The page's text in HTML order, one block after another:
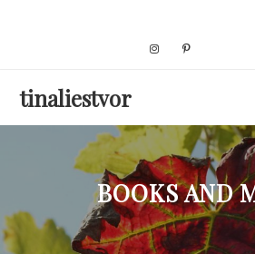
tinaliestvor
BOOKS AND